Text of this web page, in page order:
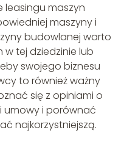
leasingu maszyn
maszyny i
budowlanej warto
w tej dziedzinie lub
swojego biznesu
to również ważny
się z opiniami o
umowy i porównać
najkorzystniejszą.